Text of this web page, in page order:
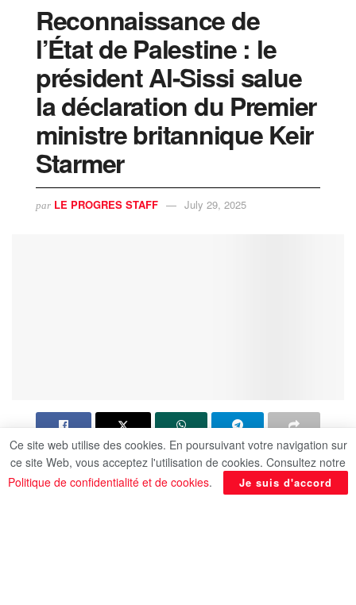
Reconnaissance de
l’État de Palestine : le
président Al-Sissi salue
la déclaration du Premier
ministre britannique Keir
Starmer
par LE PROGRES STAFF July 29, 2025
Dans un message publié sur sa page Facebook
officielle, le président Abdel-Fattah Al-Sissi a
Ce site web utilise des cookies. En poursuivant votre navigation sur
ce site Web, vous acceptez l'utilisation de cookies. Consultez notre
Politique de confidentialité et de cookies. Je suis d'accord